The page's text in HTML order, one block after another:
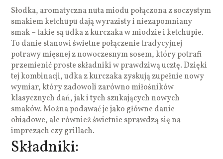
Słodka, aromatyczna nuta miodu połączona z soczystym
smakiem ketchupu dają wyrazisty i niezapomniany
smak – takie są udka z kurczaka w miodzie i ketchupie.
To danie stanowi świetne połączenie tradycyjnej
potrawy mięsnej z nowoczesnym sosem, który potrafi
przemienić proste składniki w prawdziwą ucztę. Dzięki
tej kombinacji, udka z kurczaka zyskują zupełnie nowy
wymiar, który zadowoli zarówno miłośników
klasycznych dań, jak i tych szukających nowych
smaków. Można podawać je jako główne danie
obiadowe, ale również świetnie sprawdzą się na
imprezach czy grillach.
Składniki: